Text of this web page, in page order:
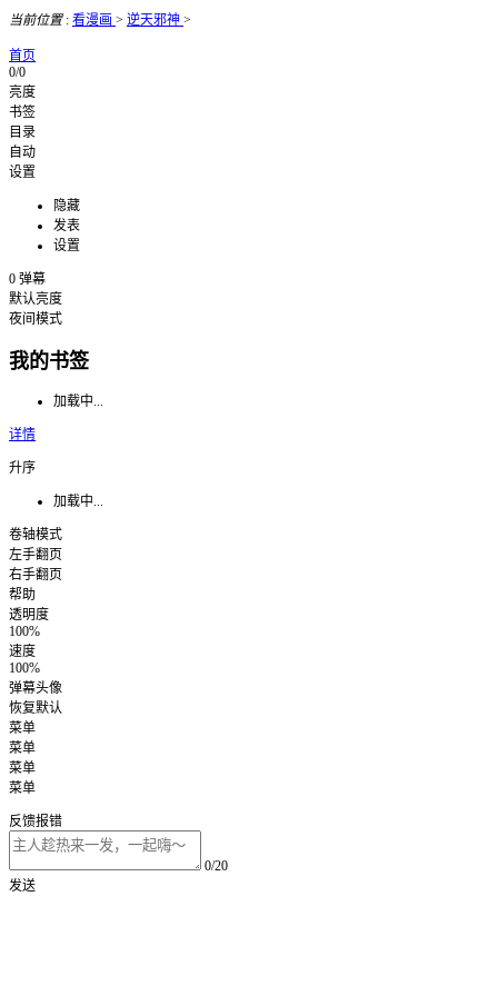
当前位置: 看漫画 > 逆天邪神 >
首页
0/0
亮度
书签
目录
自动
设置
隐藏
发表
设置
0 弹幕
默认亮度
夜间模式
我的书签
加载中...
详情
升序
加载中...
卷轴模式
左手翻页
右手翻页
帮助
透明度
100%
速度
100%
弹幕头像
恢复默认
菜单
菜单
菜单
菜单
反馈报错
0/20
发送